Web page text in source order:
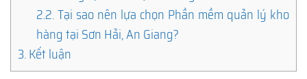
2.2.Tại sao nên lựa chọn Phần mềm quản lý kho
hàng tại Sơn Hải, An Giang?
3.Kết luận